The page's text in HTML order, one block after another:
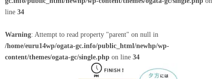
line 34
Warning: Attempt to read property "parent" on null in
/home/euru14wp/ogata-gc.info/public_html/newhp/wp-
content/themes/ogata-gc/single.php on line 34